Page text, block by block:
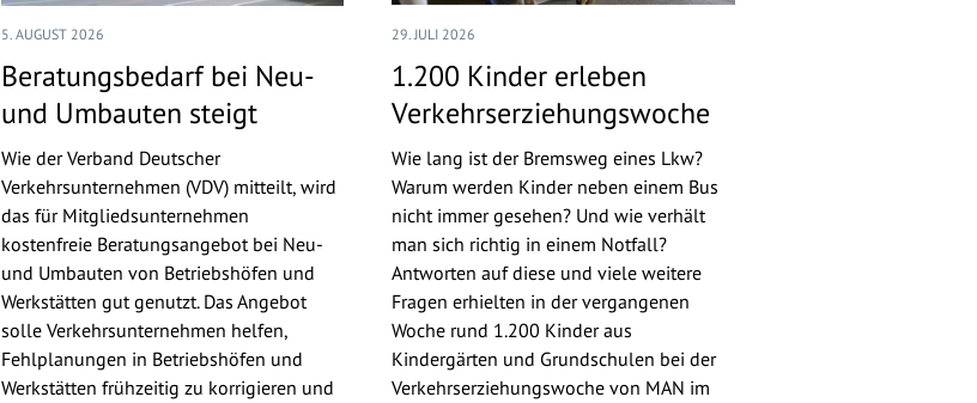
5. AUGUST 2026
Beratungsbedarf bei Neu-
und Umbauten steigt
Wie der Verband Deutscher
Verkehrsunternehmen (VDV) mitteilt, wird
das für Mitgliedsunternehmen
kostenfreie Beratungsangebot bei Neu-
und Umbauten von Betriebshöfen und
Werkstätten gut genutzt. Das Angebot
solle Verkehrsunternehmen helfen,
Fehlplanungen in Betriebshöfen und
Werkstätten frühzeitig zu korrigieren und
29. JULI 2026
1.200 Kinder erleben
Verkehrserziehungswoche
Wie lang ist der Bremsweg eines Lkw?
Warum werden Kinder neben einem Bus
nicht immer gesehen? Und wie verhält
man sich richtig in einem Notfall?
Antworten auf diese und viele weitere
Fragen erhielten in der vergangenen
Woche rund 1.200 Kinder aus
Kindergärten und Grundschulen bei der
Verkehrserziehungswoche von MAN im